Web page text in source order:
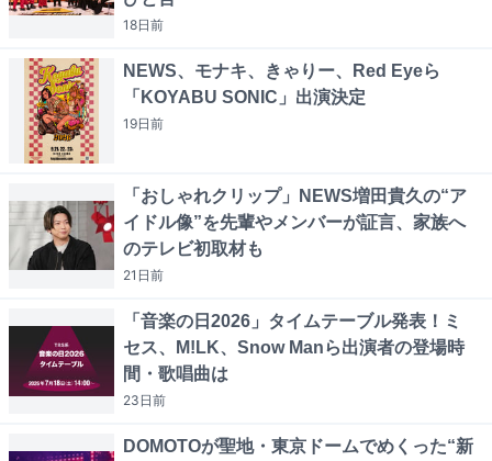
18日前
NEWS、モナキ、きゃりー、Red Eyeら
「KOYABU SONIC」出演決定
19日前
「おしゃれクリップ」NEWS増田貴久の“ア
イドル像”を先輩やメンバーが証言、家族へ
のテレビ初取材も
21日前
「音楽の日2026」タイムテーブル発表！ミ
セス、M!LK、Snow Manら出演者の登場時
間・歌唱曲は
23日前
DOMOTOが聖地・東京ドームでめくった“新